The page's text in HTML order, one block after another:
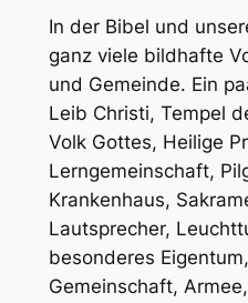
In der Bibel und
ganz viele bildhafte
und Gemeinde. Ein
Leib Christi, Tempel
Volk Gottes, Heilige
Lerngemeinschaft,
Krankenhaus,
Lautsprecher,
besonderes
Gemeinschaft,